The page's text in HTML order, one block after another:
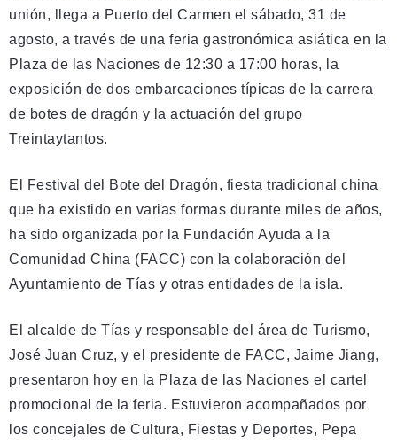
unión, llega a Puerto del Carmen el sábado, 31 de
agosto, a través de una feria gastronómica asiática en la
Plaza de las Naciones de 12:30 a 17:00 horas, la
exposición de dos embarcaciones típicas de la carrera
de botes de dragón y la actuación del grupo
Treintaytantos.
El Festival del Bote del Dragón, fiesta tradicional china
que ha existido en varias formas durante miles de años,
ha sido organizada por la Fundación Ayuda a la
Comunidad China (FACC) con la colaboración del
Ayuntamiento de Tías y otras entidades de la isla.
El alcalde de Tías y responsable del área de Turismo,
José Juan Cruz, y el presidente de FACC, Jaime Jiang,
presentaron hoy en la Plaza de las Naciones el cartel
promocional de la feria. Estuvieron acompañados por
los concejales de Cultura, Fiestas y Deportes, Pepa